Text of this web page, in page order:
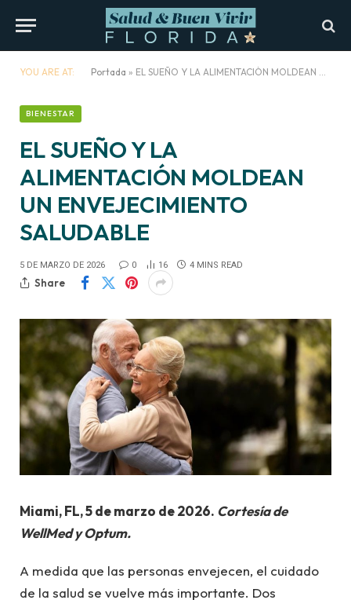
YOU ARE AT: Portada » EL SUEÑO Y LA ALIMENTACIÓN MOLDEAN UN ENVEJECIMIENTO SALUDABLE
BIENESTAR
EL SUEÑO Y LA
ALIMENTACIÓN MOLDEAN
UN ENVEJECIMIENTO
SALUDABLE
5 DE MARZO DE 2026 0 16 4 MINS READ
Share
Miami, FL, 5 de marzo de 2026. Cortesía de
WellMed y Optum.
A medida que las personas envejecen, el cuidado
de la salud se vuelve más importante. Dos